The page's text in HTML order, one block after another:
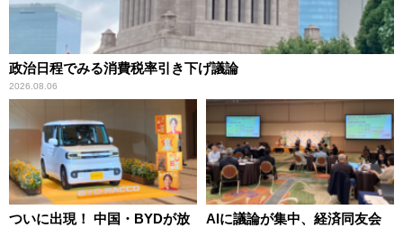
政治日程でみる消費税率引き下げ議論
2026.08.06
ついに出現！ 中国・BYDが放
AIに議論が集中、経済同友会